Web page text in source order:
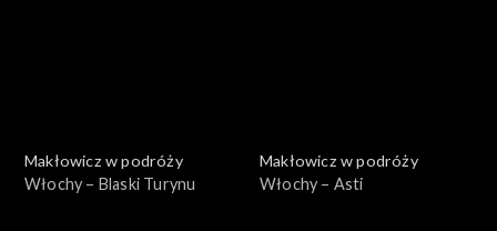
Makłowicz w podróży
Włochy – Blaski Turynu
Makłowicz w podróży
Włochy – Asti